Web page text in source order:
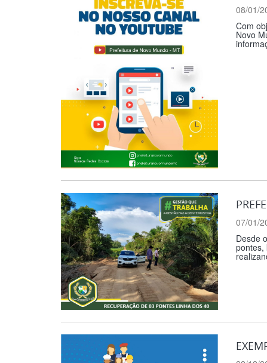
08/01/
Com
Novo
07/01/
Desde
pontes,